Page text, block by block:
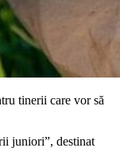
tinerii care vor să
juniori”, destinat